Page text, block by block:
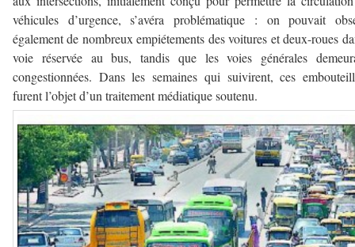
véhicules d’urgence, s’avéra problématique : on pouvait
également de nombreux empiétements des voitures et deux-roues
voie réservée au bus, tandis que les voies générales
congestionnées. Dans les semaines qui suivirent, ces
furent l’objet d’un traitement médiatique soutenu.